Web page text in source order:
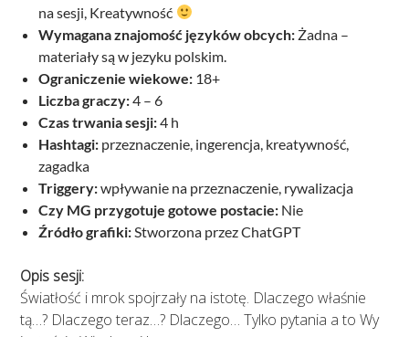
na sesji, Kreatywność
Wymagana znajomość języków obcych: Żadna –
materiały są w jezyku polskim.
Ograniczenie wiekowe: 18+
Liczba graczy:4 – 6
Czas trwania sesji:4 h
Hashtagi: przeznaczenie, ingerencja, kreatywność,
zagadka
Triggery:wpływanie na przeznaczenie, rywalizacja
Czy MG przygotuje gotowe postacie: Nie
Źródło grafiki: Stworzona przez ChatGPT
Opis sesji:
Światłość i mrok spojrzały na istotę. Dlaczego właśnie
tą…? Dlaczego teraz…? Dlaczego… Tylko pytania a to Wy